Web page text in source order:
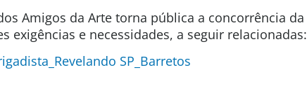
Amigos da Arte torna pública a concorrência da
exigências e necessidades, a seguir relacionadas:
SP_Barretos